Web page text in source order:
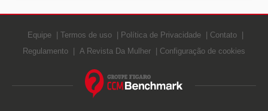
Equipe Termos de uso Política de Privacidade
Contato
Regulamento
A Revista Da Mulher Configuração de cookies